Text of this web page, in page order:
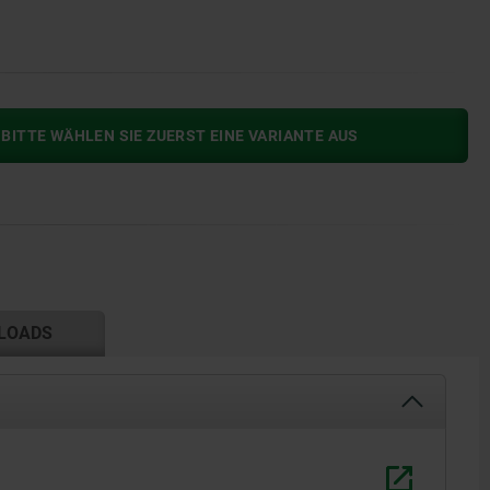
BITTE WÄHLEN SIE ZUERST EINE VARIANTE AUS